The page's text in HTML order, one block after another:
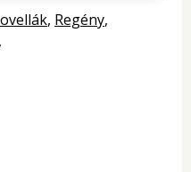
Regény